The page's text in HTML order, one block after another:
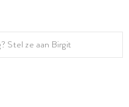
Stel ze aan Birgit